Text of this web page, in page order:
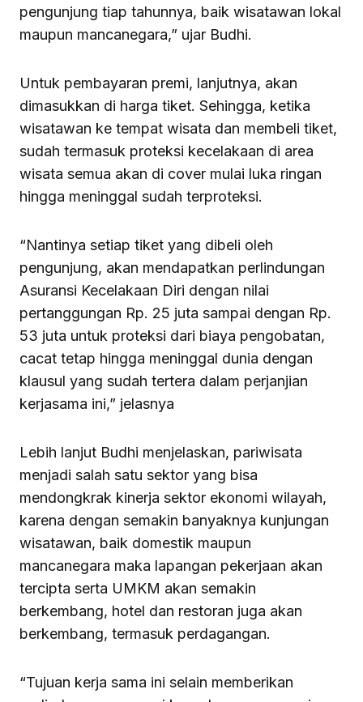
pengunjung tiap tahunnya, baik wisatawan lokal
maupun mancanegara,” ujar Budhi.
Untuk pembayaran premi, lanjutnya, akan
dimasukkan di harga tiket. Sehingga, ketika
wisatawan ke tempat wisata dan membeli tiket,
sudah termasuk proteksi kecelakaan di area
wisata semua akan di cover mulai luka ringan
hingga meninggal sudah terproteksi.
“Nantinya setiap tiket yang dibeli oleh
pengunjung, akan mendapatkan perlindungan
Asuransi Kecelakaan Diri dengan nilai
pertanggungan Rp. 25 juta sampai dengan Rp.
53 juta untuk proteksi dari biaya pengobatan,
cacat tetap hingga meninggal dunia dengan
klausul yang sudah tertera dalam perjanjian
kerjasama ini,” jelasnya
Lebih lanjut Budhi menjelaskan, pariwisata
menjadi salah satu sektor yang bisa
mendongkrak kinerja sektor ekonomi wilayah,
karena dengan semakin banyaknya kunjungan
wisatawan, baik domestik maupun
mancanegara maka lapangan pekerjaan akan
tercipta serta UMKM akan semakin
berkembang, hotel dan restoran juga akan
berkembang, termasuk perdagangan.
“Tujuan kerja sama ini selain memberikan